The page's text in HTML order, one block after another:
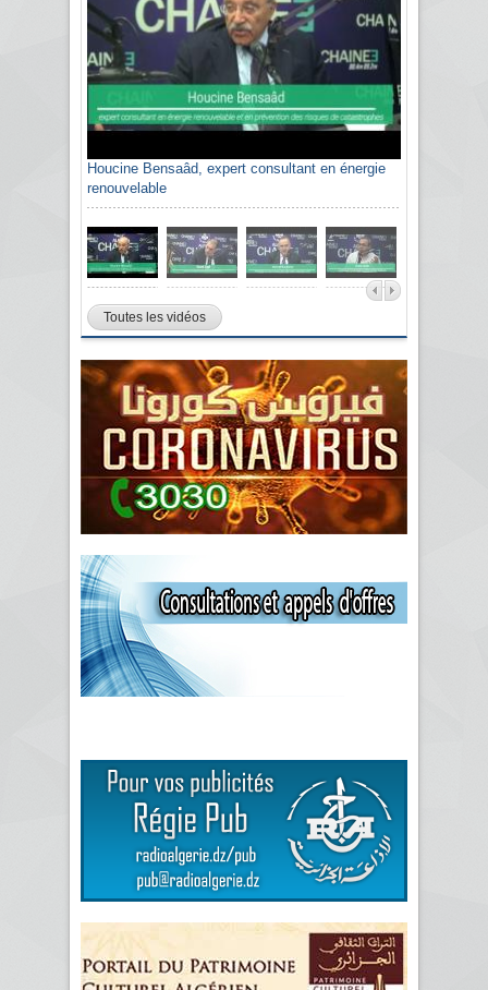
Houcine Bensaâd, expert consultant en énergie
renouvelable
Sami Agli, président de la Confédération
algérienne du patronat citoyen CAPC
Toutes les vidéos